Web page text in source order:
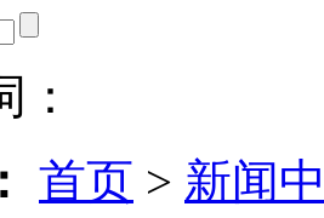
首页 > 新闻